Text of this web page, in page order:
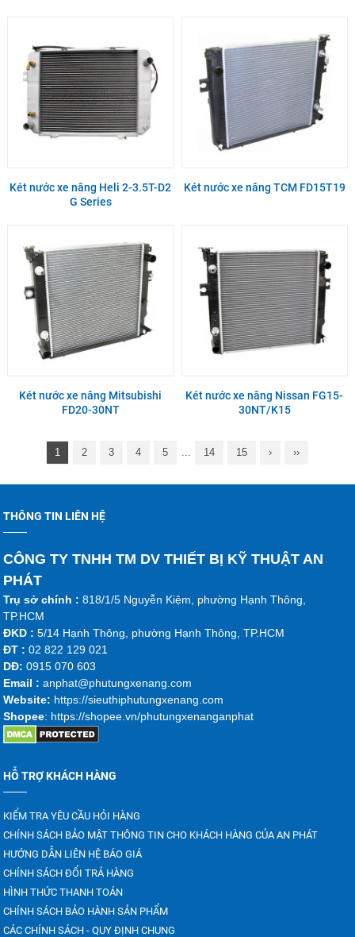
Két nước xe nâng Heli 2-3.5T-D2
G Series
Két nước xe nâng TCM FD15T19
Két nước xe nâng Mitsubishi
FD20-30NT
Két nước xe nâng Nissan FG15-
30NT/K15
1 2 3 4 5 14 15 › ››
THÔNG TIN LIÊN HỆ
CÔNG TY TNHH TM DV THIẾT BỊ KỸ THUẬT AN
PHÁT
Trụ sở chính : 818/1/5 Nguyễn Kiệm, phường Hạnh Thông,
TP.HCM
ĐKD :5/14 Hạnh Thông, phường Hạnh Thông, TP.HCM
ĐT : 02 822 129 021
DĐ:0915 070 603
Email :anphat@phutungxenang.com
Website: https://sieuthiphutungxenang.com
Shopee: https://shopee.vn/phutungxenanganphat
HỖ TRỢ KHÁCH HÀNG
KIỂM TRA YÊU CẦU HỎI HÀNG
CHÍNH SÁCH BẢO MẬT THÔNG TIN CHO KHÁCH HÀNG CỦA AN PHÁT
HƯỚNG DẪN LIÊN HỆ BÁO GIÁ
CHÍNH SÁCH ĐỔI TRẢ HÀNG
HÌNH THỨC THANH TOÁN
CHÍNH SÁCH BẢO HÀNH SẢN PHẨM
CÁC CHÍNH SÁCH - QUY ĐỊNH CHUNG